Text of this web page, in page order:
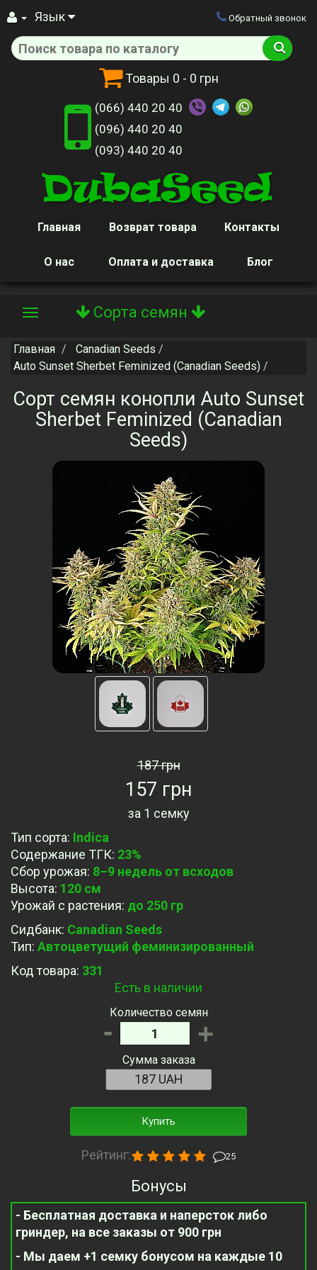
Язык
Товары 0 - 0 грн
Обратный звонок
(066) 440 20 40
(096) 440 20 40
(093) 440 20 40
Главная Возврат товара Контакты
О нас Оплата и доставка Блог
Сорта семян
Toggle
Главная
Canadian Seeds
Auto Sunset Sherbet Feminized (Canadian Seeds)
Сорт семян конопли Auto Sunset
Sherbet Feminized (Canadian
Seeds)
187 грн
157 грн
за 1 семку
Тип сорта: Indica
Содержание ТГК: 23%
Сбор урожая: 8–9 недель от всходов
Высота: 120 cм
Урожай с растения: до 250 гр
Сидбанк: Canadian Seeds
Тип: Автоцветущий феминизированный
Код товара: 331
Есть в наличии
Количество семян
- +
Сумма заказа
Купить
Рейтинг: 25
Бонусы
- Бесплатная доставка и наперсток либо
гриндер, на все заказы от 900 грн
- Мы даем +1 семку бонусом на каждые 10